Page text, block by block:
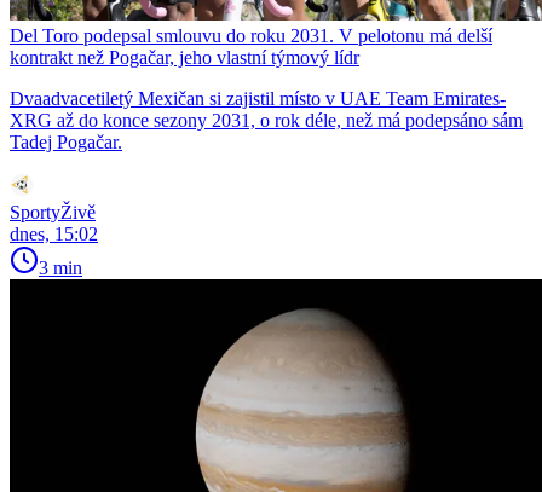
Del Toro podepsal smlouvu do roku 2031. V pelotonu má delší
kontrakt než Pogačar, jeho vlastní týmový lídr
Dvaadvacetiletý Mexičan si zajistil místo v UAE Team Emirates-
XRG až do konce sezony 2031, o rok déle, než má podepsáno sám
Tadej Pogačar.
SportyŽivě
dnes, 15:02
3 min